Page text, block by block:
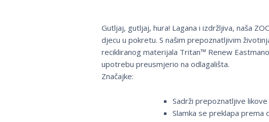
Gutljaj, gutljaj, hura! Lagana i izdržljiva, naša
djecu u pokretu. S našim prepoznatljivim
recikliranog materijala Tritan™ Renew
upotrebu preusmjerio na odlagališta.
Značajke:
Sadrži prepoznatljive
Slamka se preklapa prema